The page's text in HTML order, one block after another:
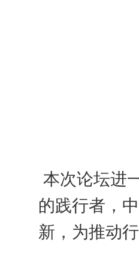
本次论坛进
的践行者，
新，为推动